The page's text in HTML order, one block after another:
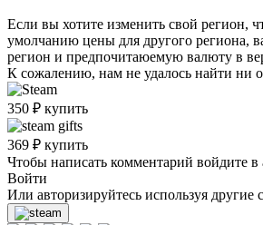
Если вы хотите изменить свой регион,
умолчанию цены для другого региона,
регион и предпочитаюемую валюту в
К сожалению, нам не удалось найти ни
350 ₽ купить
369 ₽ купить
Чтобы написать комментарий войдите в
Войти
Или авторизируйтесь используя другие